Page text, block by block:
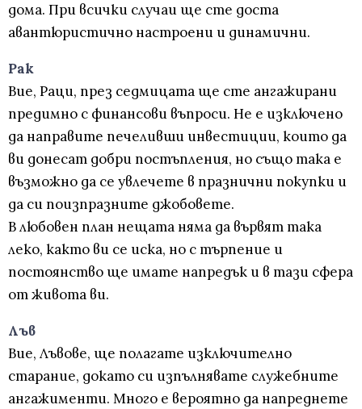
дома. При всички случаи ще сте доста
авантюристично настроени и динамични.
Рак
Вие, Раци, през седмицата ще сте ангажирани
предимно с финансови въпроси. Не е изключено
да направите печеливши инвестиции, които да
ви донесат добри постъпления, но също така е
възможно да се увлечете в празнични покупки и
да си поизпразните джобовете.
В любовен план нещата няма да вървят така
леко, както ви се иска, но с търпение и
постоянство ще имате напредък и в тази сфера
от живота ви.
Лъв
Вие, Лъвове, ще полагате изключително
старание, докато си изпълнявате служебните
ангажименти. Много е вероятно да напреднете